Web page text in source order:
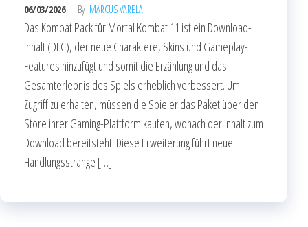
06/03/2026 By MARCUS VARELA
Das Kombat Pack für Mortal Kombat 11 ist ein Download-
Inhalt (DLC), der neue Charaktere, Skins und Gameplay-
Features hinzufügt und somit die Erzählung und das
Gesamterlebnis des Spiels erheblich verbessert. Um
Zugriff zu erhalten, müssen die Spieler das Paket über den
Store ihrer Gaming-Plattform kaufen, wonach der Inhalt zum
Download bereitsteht. Diese Erweiterung führt neue
Handlungsstränge […]